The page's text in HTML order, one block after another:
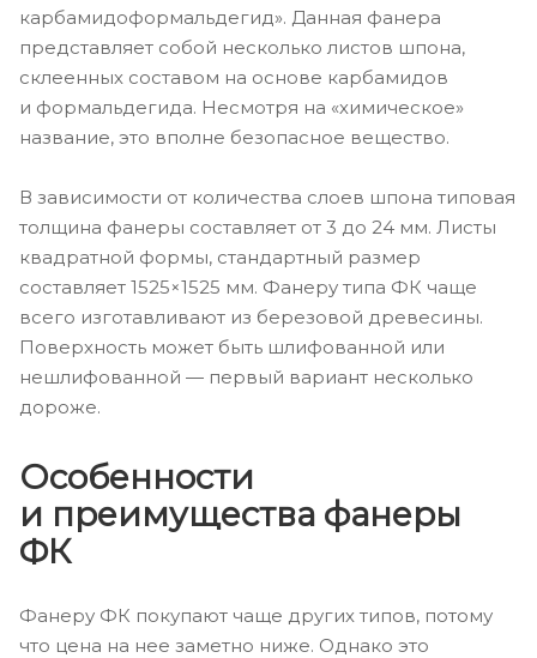
карбамидоформальдегид». Данная фанера
представляет собой несколько листов шпона,
склеенных составом на основе карбамидов
и формальдегида. Несмотря на «химическое»
название, это вполне безопасное вещество.
В зависимости от количества слоев шпона типовая
толщина фанеры составляет от 3 до 24 мм. Листы
квадратной формы, стандартный размер
составляет 1525×1525 мм. Фанеру типа ФК чаще
всего изготавливают из березовой древесины.
Поверхность может быть шлифованной или
нешлифованной — первый вариант несколько
дороже.
Особенности
и преимущества фанеры
ФК
Фанеру ФК покупают чаще других типов, потому
что цена на нее заметно ниже. Однако это